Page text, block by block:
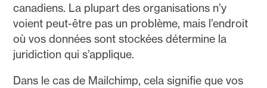
canadiens. La plupart des organisations n’y
voient peut-être pas un problème, mais l’endroit
où vos données sont stockées détermine la
juridiction qui s’applique.
Dans le cas de Mailchimp, cela signifie que vos